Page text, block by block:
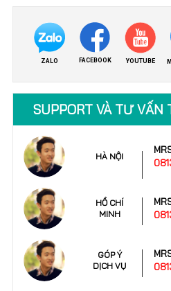
ZALO FACEBOOK YOUTUBE
SUPPORT VÀ TƯ VẤN
HÀ NỘI
HỒ CHÍ
MINH
GÓP Ý
DỊCH VỤ